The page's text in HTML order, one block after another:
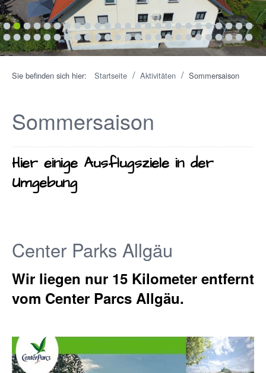
1 2 3 4 5 6 7 8 910111213141516171819202122232425
262728293031323334 3536 37 383940 41424344454647484950
Sie befinden sich hier: Startseite / Aktivitäten / Sommersaison
Sommersaison
Hier einige Ausflugsziele in der
Umgebung
Center Parks Allgäu
Wir liegen nur 15 Kilometer entfernt
vom Center Parcs Allgäu.